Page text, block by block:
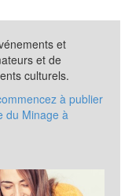
et
et de
culturels.
à publier
du Minage à